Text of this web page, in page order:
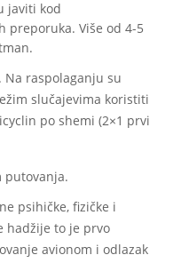
javiti kod
preporuka. Više od 4-5
raspolaganju su
slučajevima koristiti
po shemi (2×1 prvi
putovanja.
psihičke, fizičke i
hadžije to je prvo
avionom i odlazak